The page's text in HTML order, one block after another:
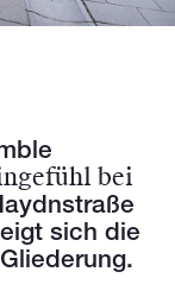
bei
sich die